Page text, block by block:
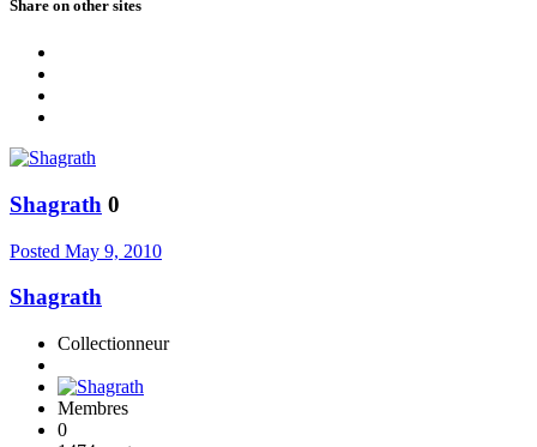
Share on other sites
Shagrath 0
Posted May 9, 2010
Shagrath
Collectionneur
Membres
0